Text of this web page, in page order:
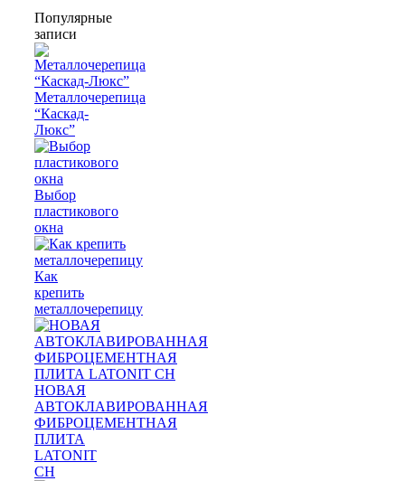
Популярные
записи
Металлочерепица
“Каскад-
Люкс”
Выбор
пластикового
окна
Как
крепить
металлочерепицу
НОВАЯ
АВТОКЛАВИРОВАННАЯ
ФИБРОЦЕМЕНТНАЯ
ПЛИТА
LATONIT
CH